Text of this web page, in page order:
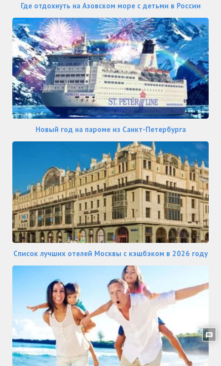
Где отдохнуть на Азовском море с детьми в России
Новый год на пароме из Санкт-Петербурга
Список лучших отелей Москвы с кэшбэком в 2026 году